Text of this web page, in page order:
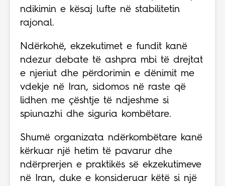
ndikimin e kësaj lufte në stabilitetin
rajonal.
Ndërkohë, ekzekutimet e fundit kanë
ndezur debate të ashpra mbi të drejtat
e njeriut dhe përdorimin e dënimit me
vdekje në Iran, sidomos në raste që
lidhen me çështje të ndjeshme si
spiunazhi dhe siguria kombëtare.
Shumë organizata ndërkombëtare kanë
kërkuar një hetim të pavarur dhe
ndërprerjen e praktikës së ekzekutimeve
në Iran, duke e konsideruar këtë si një